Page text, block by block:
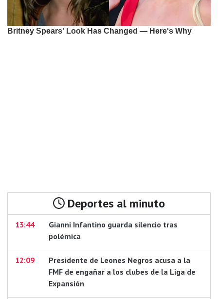
Deportes al minuto
13:44
Gianni Infantino guarda silencio tras
polémica
12:09
Presidente de Leones Negros acusa a la
FMF de engañar a los clubes de la Liga de
Expansión